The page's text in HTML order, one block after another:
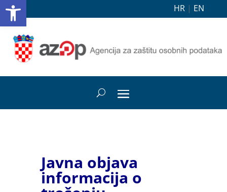
HR | EN
Javna objava
informacija o